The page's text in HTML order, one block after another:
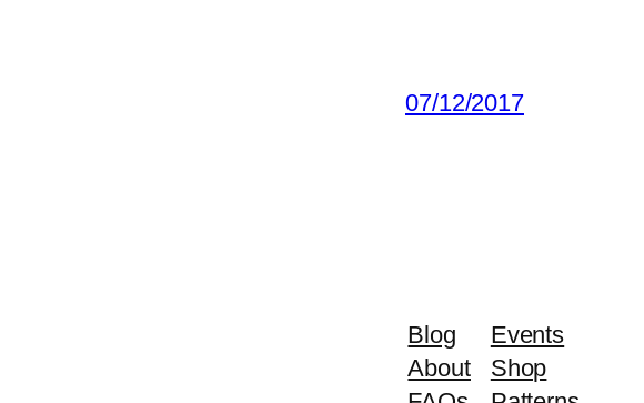
07/12/2017
Blog
About
Events
Shop